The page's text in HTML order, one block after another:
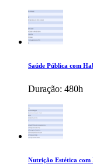
Saúde Pública com
Duração: 480h
Nutrição Estética com